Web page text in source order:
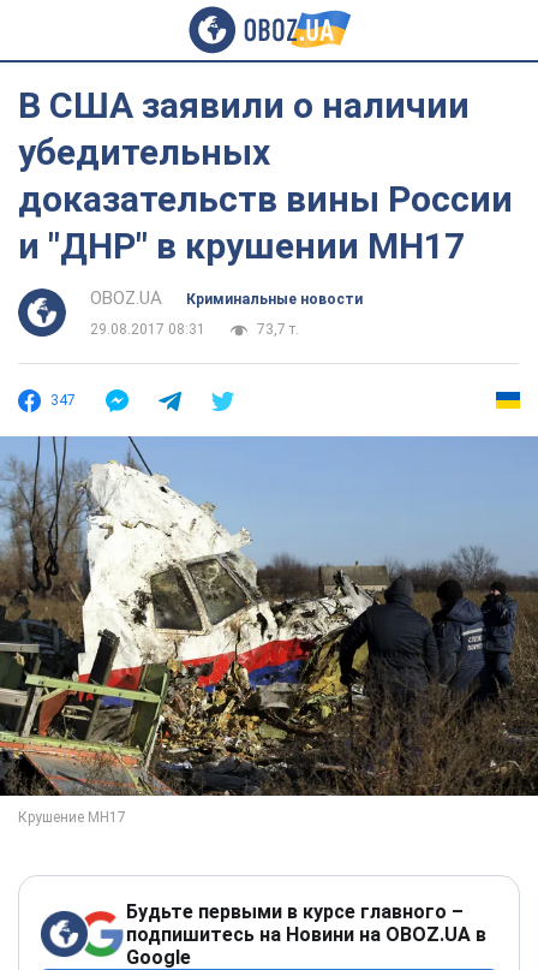
В США заявили о наличии
убедительных
доказательств вины России
и "ДНР" в крушении MH17
OBOZ.UA
Криминальные новости
29.08.2017 08:31
73,7 т.
347
Будьте первыми в курсе главного –
подпишитесь на Новини на OBOZ.UA в
Google